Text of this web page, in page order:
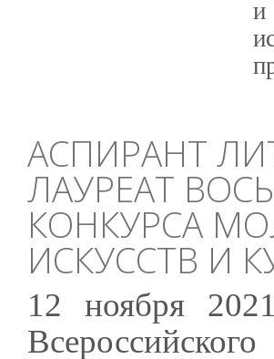
и
АСПИРАНТ
ЛАУРЕАТ
КОНКУРСА
ИСКУССТВ И
12 ноября